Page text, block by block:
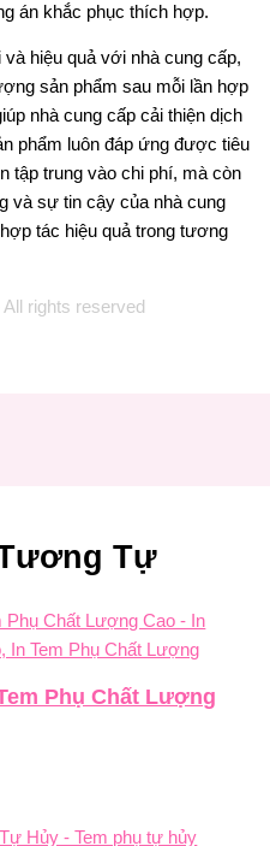
án khắc phục thích hợp.
hiệu quả với nhà cung cấp,
sản phẩm sau mỗi lần hợp
nhà cung cấp cải thiện dịch
phẩm luôn đáp ứng được tiêu
tập trung vào chi phí, mà còn
và sự tin cậy của nhà cung
tác hiệu quả trong tương
rights reserved
Tự
Phụ Chất Lượng